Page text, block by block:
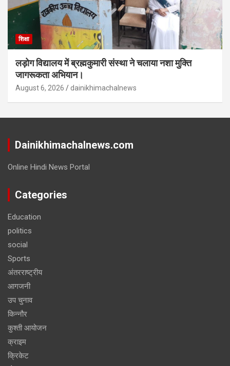
शिक्षा
लड़ोग विद्यालय में ब्रह्मकुमारी संस्था ने चलाया नशा मुक्ति
जागरूकता अभियान।
August 6, 2026 dainikhimachalnews
Dainikhimachalnews.com
Online Hindi News Portal
Categories
Education
politics
social
Sports
अंतरराष्ट्रीय
आगजनी
उप चुनाव
किन्नौर
कुश्ती आयोजन
क्राइम
क्रिकेट